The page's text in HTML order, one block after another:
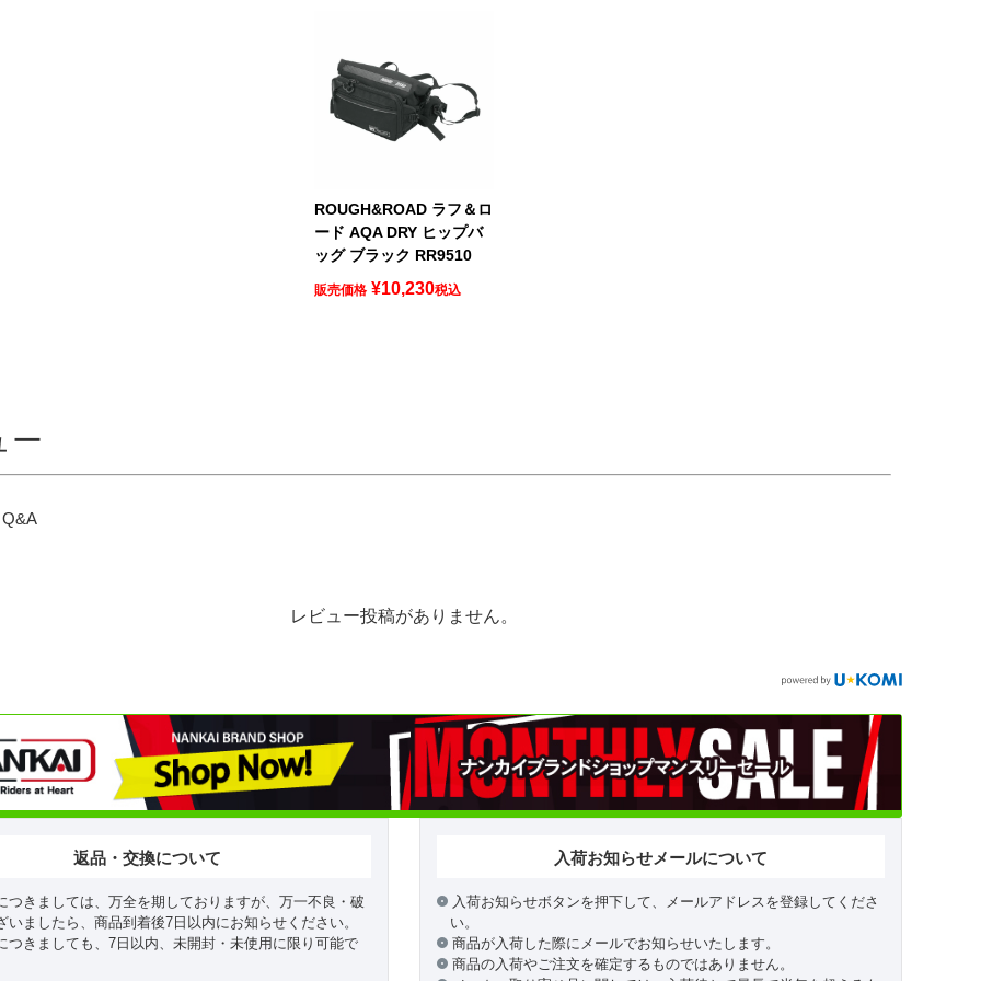
ROUGH&ROAD ラフ＆ロ
ード AQA DRY ヒップバ
ッグ ブラック RR9510
販売価格 ¥10,230税込
ー
Q&A
レビュー投稿がありません。
返品・交換について
つきましては、万全を期しておりますが、万一不良・破
いましたら、商品到着後7日以内にお知らせください。
つきましても、7日以内、未開封・未使用に限り可能で
入荷お知らせメールについて
入荷お知らせボタンを押下して、メールアドレスを登録してくださ
い。
商品が入荷した際にメールでお知らせいたします。
商品の入荷やご注文を確定するものではありません。